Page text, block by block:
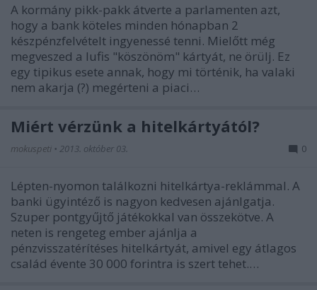
A kormány pikk-pakk átverte a parlamenten azt,
hogy a bank köteles minden hónapban 2
készpénzfelvételt ingyenessé tenni. Mielőtt még
megveszed a lufis "köszönöm" kártyát, ne örülj. Ez
egy tipikus esete annak, hogy mi történik, ha valaki
nem akarja (?) megérteni a piaci…
Miért vérzünk a hitelkártyától?
mokuspeti • 2013. október 03. 0
Lépten-nyomon találkozni hitelkártya-reklámmal. A
banki ügyintéző is nagyon kedvesen ajánlgatja.
Szuper pontgyűjtő játékokkal van összekötve. A
neten is rengeteg ember ajánlja a
pénzvisszatérítéses hitelkártyát, amivel egy átlagos
család évente 30 000 forintra is szert tehet.…